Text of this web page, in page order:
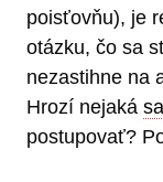
poisťovňu), je
otázku, čo sa
nezastihne na
Hrozí nejaká
postupovať?